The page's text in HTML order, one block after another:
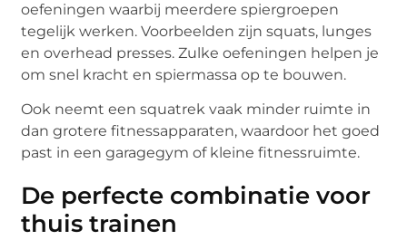
oefeningen waarbij meerdere spiergroepen
tegelijk werken. Voorbeelden zijn squats, lunges
en overhead presses. Zulke oefeningen helpen je
om snel kracht en spiermassa op te bouwen.
Ook neemt een squatrek vaak minder ruimte in
dan grotere fitnessapparaten, waardoor het goed
past in een garagegym of kleine fitnessruimte.
De perfecte combinatie voor
thuis trainen